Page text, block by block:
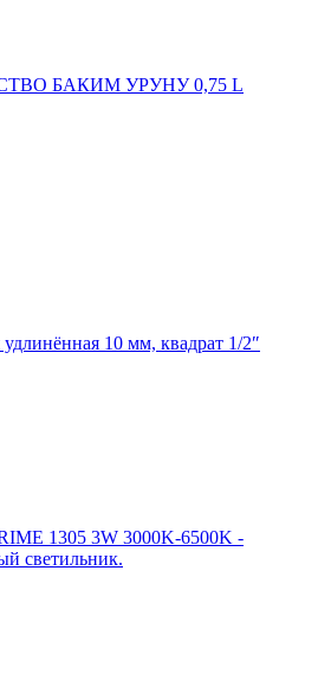
БАКИМ УРУНУ 0,75 L
10 мм, квадрат 1/2″
1305 3W 3000K-6500K -
светильник.